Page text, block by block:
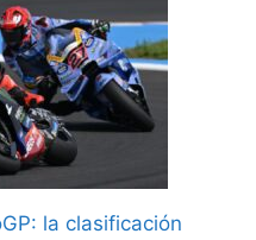
la clasificación